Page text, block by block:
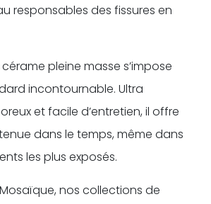
responsables des fissures en
cérame pleine masse s’impose
incontournable. Ultra
et facile d’entretien, il offre
dans le temps, même dans
les plus exposés.
nos collections de